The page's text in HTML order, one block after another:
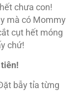
chưa con!
mà có Mommy
cụt hết móng
chứ!
bẫy tỉa từng